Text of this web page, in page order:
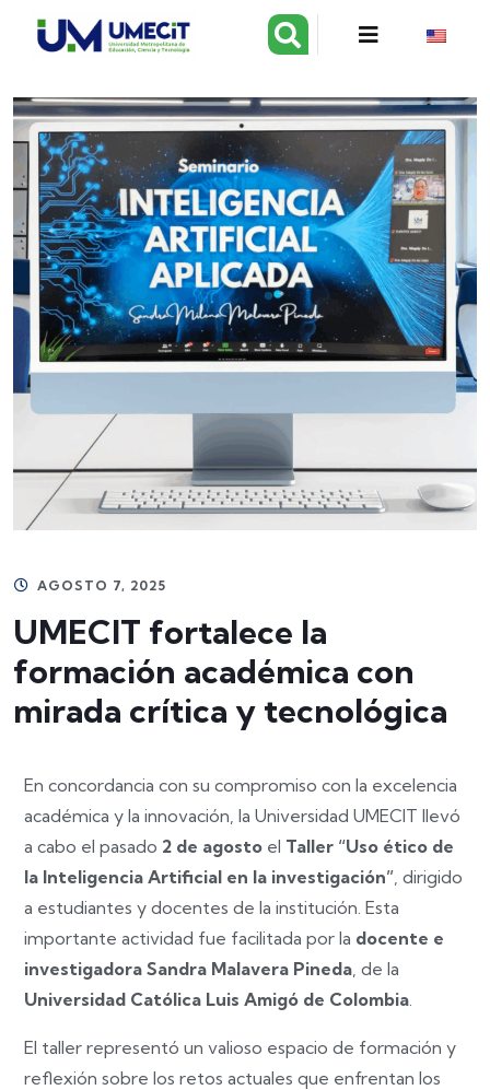
AGOSTO 7, 2025
UMECIT fortalece la
formación académica con
mirada crítica y tecnológica
En concordancia con su compromiso con la excelencia
académica y la innovación, la Universidad UMECIT llevó
a cabo el pasado 2 de agosto el Taller “Uso ético de
la Inteligencia Artificial en la investigación” , dirigido
a estudiantes y docentes de la institución. Esta
importante actividad fue facilitada por la docente e
investigadora Sandra Malavera Pineda , de la
Universidad Católica Luis Amigó de Colombia
El taller representó un valioso espacio de formación y
reflexión sobre los retos actuales que enfrentan los